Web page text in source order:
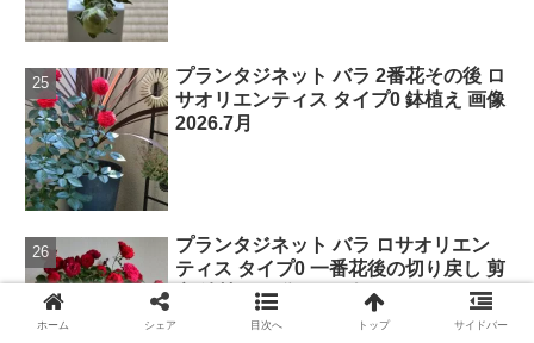
プランタジネット バラ 2番花その後 ロ
サオリエンティス タイプ0 鉢植え 画像
2026.7月
プランタジネット バラ ロサオリエン
ティス タイプ0 一番花後の切り戻し 剪
定 鉢植え 画像 2025春
ホーム シェア 目次へ トップ サイドバー